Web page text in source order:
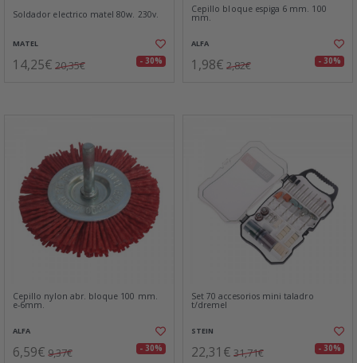
Soldador electrico matel 80w. 230v.
MATEL
14,25€ 20,35€ - 30%
Cepillo bloque espiga 6 mm. 100
mm.
ALFA
1,98€ 2,82€ - 30%
Cepillo nylon abr. bloque 100 mm.
e-6mm.
ALFA
6,59€ 9,37€ - 30%
Set 70 accesorios mini taladro
t/dremel
STEIN
22,31€ 31,71€ - 30%